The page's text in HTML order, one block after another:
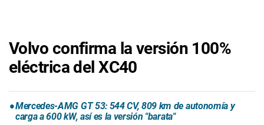
Volvo confirma la versión 100%
eléctrica del XC40
Mercedes-AMG GT 53: 544 CV, 809 km de autonomía y
carga a 600 kW, así es la versión "barata"